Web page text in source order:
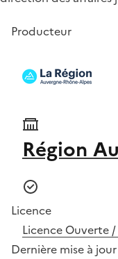
Producteur
Région
Licence
Licence Ouverte
Dernière mise à jour